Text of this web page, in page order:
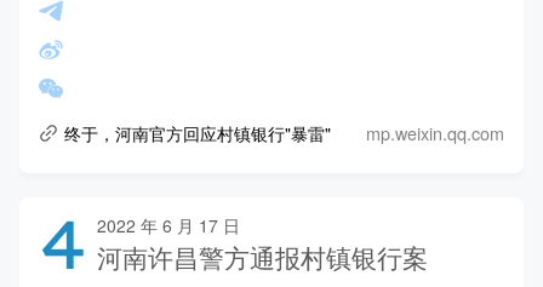
终于，河南官方回应村镇银行"暴雷" mp.weixin.qq.com
4 2022 年 6 月 17 日
河南许昌警方通报村镇银行案